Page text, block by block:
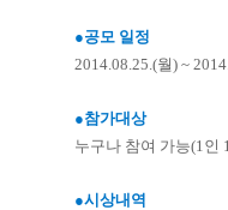
●공모 일정
2014.08.25.(월) ~
●참가대상
누구나 참여 가능(1인
●시상내역